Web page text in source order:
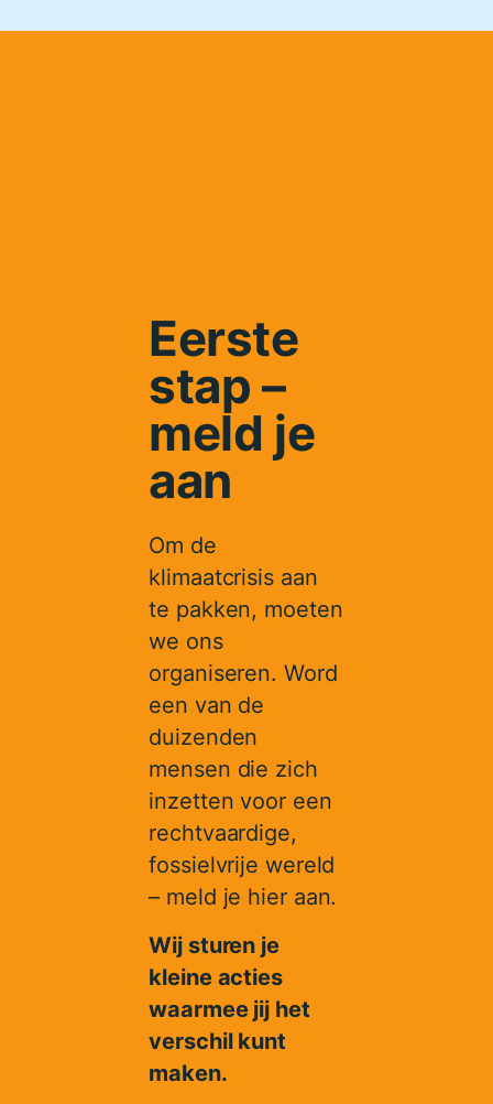
Eerste
stap –
meld je
aan
Om de
klimaatcrisis aan
te pakken, moeten
we ons
organiseren. Word
een van de
duizenden
mensen die zich
inzetten voor een
rechtvaardige,
fossielvrije wereld
– meld je hier aan.
Wij sturen je
kleine acties
waarmee jij het
verschil kunt
maken.